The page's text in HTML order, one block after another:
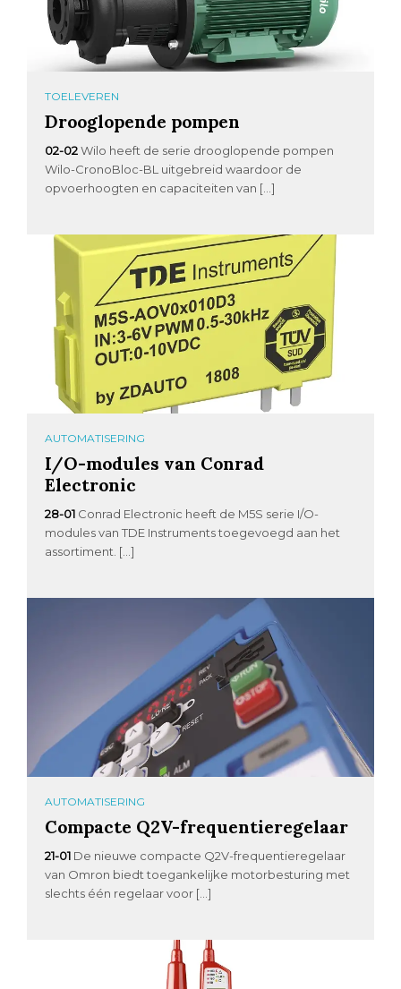
TOELEVEREN
Drooglopende pompen
02-02 Wilo heeft de serie drooglopende pompen
Wilo-CronoBloc-BL uitgebreid waardoor de
opvoerhoogten en capaciteiten van […]
AUTOMATISERING
I/O-modules van Conrad
Electronic
28-01 Conrad Electronic heeft de M5S serie I/O-
modules van TDE Instruments toegevoegd aan het
assortiment. […]
AUTOMATISERING
Compacte Q2V-frequentieregelaar
21-01 De nieuwe compacte Q2V-frequentieregelaar
van Omron biedt toegankelijke motorbesturing met
slechts één regelaar voor […]